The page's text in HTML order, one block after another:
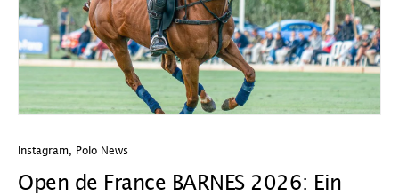
Instagram Polo News
Open de France BARNES 2026: Ein